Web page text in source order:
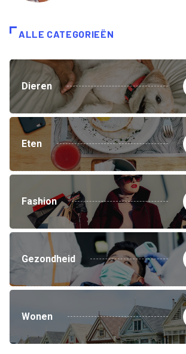
ALLE CATEGORIEËN
Dieren
Eten
Fashion
Gezondheid
Wonen